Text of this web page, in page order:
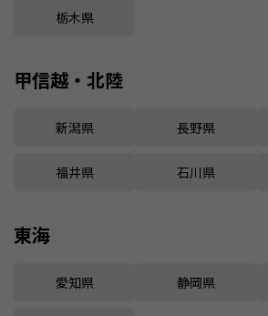
栃木県
甲信越・北陸
新潟県 長野県
福井県 石川県
東海
愛知県 静岡県